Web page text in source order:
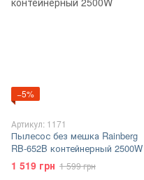
−5%
Артикул: 1171
Пылесос без мешка Rainberg
RB-652B контейнерный 2500W
1 519 грн 1 599 грн